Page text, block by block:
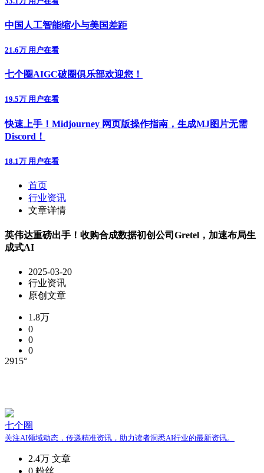
中国人工智能缩小与美国差距
21.6万 用户在看
七个圈AIGC破圈俱乐部欢迎您！
19.5万 用户在看
快速上手！Midjourney 网页版操作指南，生成MJ图片无需
Discord！
18.1万 用户在看
首页
行业资讯
文章详情
英伟达重磅出手！收购合成数据初创公司Gretel，加速布局生
成式AI
2025-03-20
行业资讯
原创文章
1.8万
0
0
0
2915°
七个圈
关注AI领域动态，传递精准资讯，助力读者洞悉AI行业的最新资讯。
2.4万 文章